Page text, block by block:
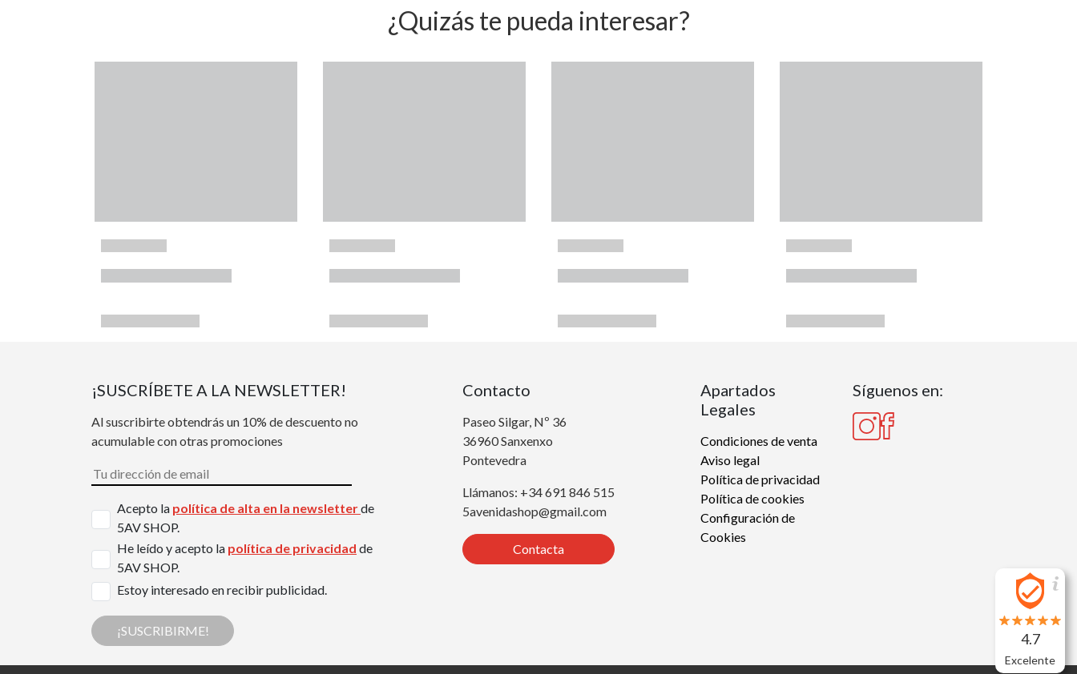
¿Quizás te pueda interesar?
¡SUSCRÍBETE A LA NEWSLETTER!
Al suscribirte obtendrás un 10% de descuento no
acumulable con otras promociones
Acepto la política de alta en la newsletterde
5AV SHOP.
He leído y acepto la política de privacidad de
5AV SHOP.
Estoy interesado en recibir publicidad.
¡SUSCRIBIRME!
Contacto
Paseo Silgar, Nº 36
36960 Sanxenxo
Pontevedra
Llámanos: +34 691 846 515
5avenidashop@gmail.com
Contacta
Apartados
Legales
Condiciones de venta
Aviso legal
Política de privacidad
Política de cookies
Configuración de
Cookies
Síguenos en:
4.7
Excelente